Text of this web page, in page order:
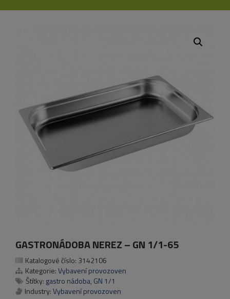
GASTRONÁDOBA NEREZ – GN 1/1-65
Katalogové číslo: 3142106
Kategorie:Vybavení provozoven
Štítky: gastro nádoba, GN 1/1
Industry:Vybavení provozoven